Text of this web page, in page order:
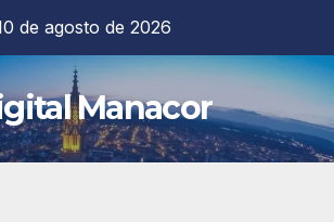
de agosto de 2026
Manacor